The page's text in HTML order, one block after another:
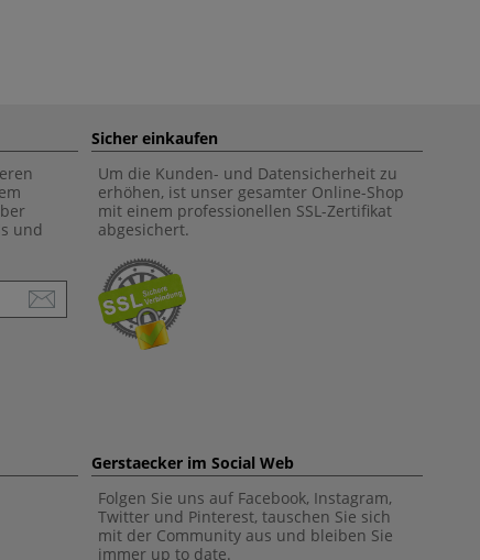
und
Sicher einkaufen
Um die Kunden- und Datensicherheit zu
erhöhen, ist unser gesamter Online-Shop
mit einem professionellen SSL-Zertifikat
abgesichert.
Gerstaecker im Social Web
Folgen Sie uns auf Facebook, Instagram,
Twitter und Pinterest, tauschen Sie sich
mit der Community aus und bleiben Sie
immer up to date.